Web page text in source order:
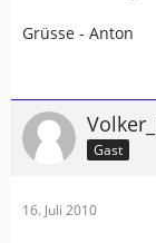
Grüsse - Anton
Gast
16. Juli 2010